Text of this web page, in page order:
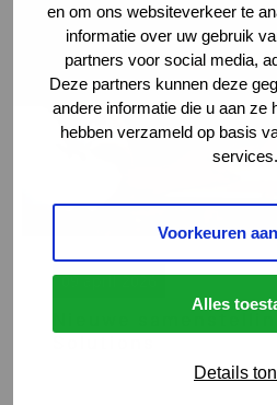
en om ons websiteverkeer te
informatie over uw gebruik
partners voor social media,
Deze partners kunnen deze
andere informatie die u aan ze
hebben verzameld op basis
services.
Voorkeuren
Alles
Details
09 april 2026